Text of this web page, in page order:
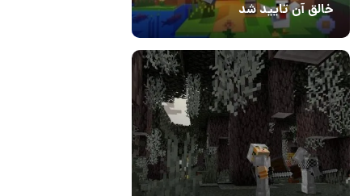
خالق آن تایید شد
۱
04 آبان 1403